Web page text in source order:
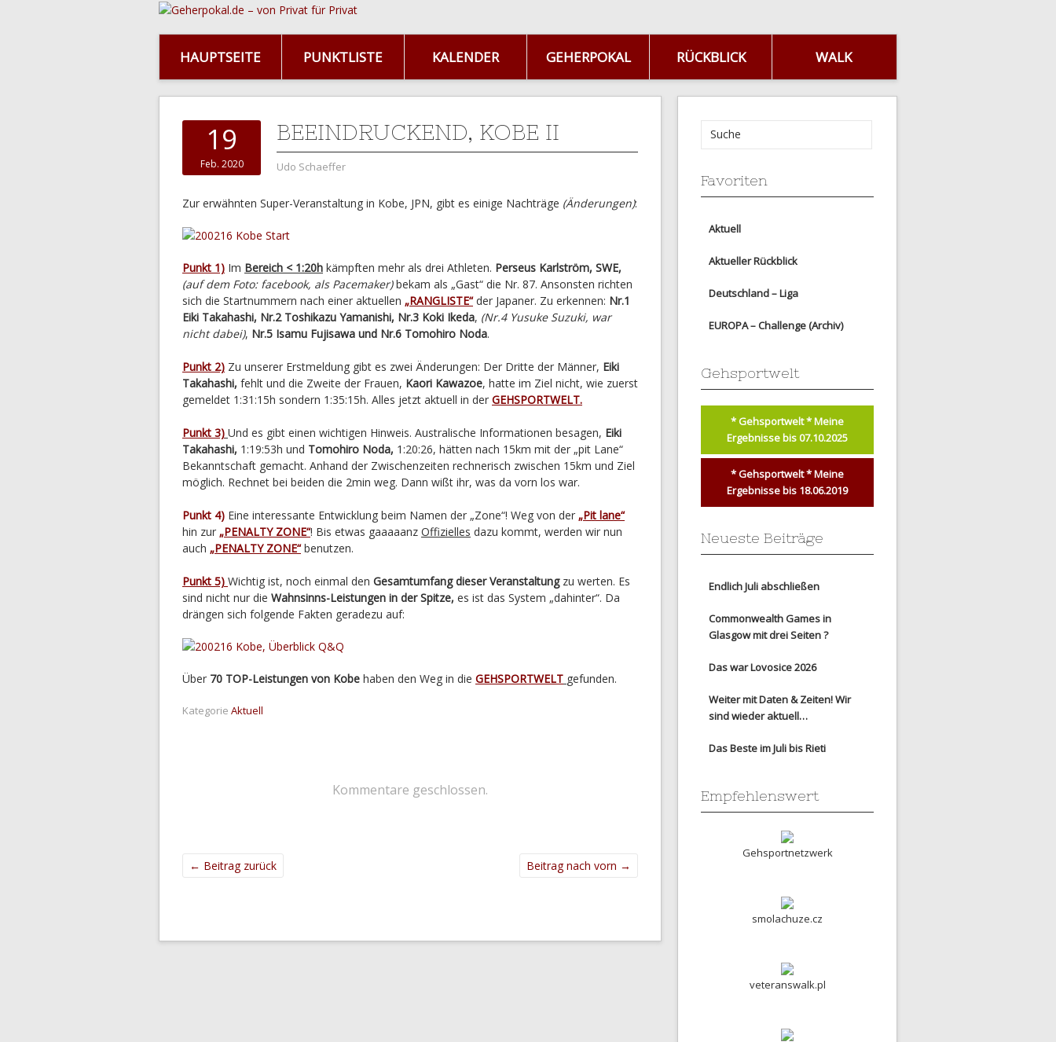
HAUPTSEITE PUNKTLISTE KALENDER GEHERPOKAL RÜCKBLICK WALK
19
Feb. 2020
BEEINDRUCKEND, KOBE II
Udo Schaeffer
Zur erwähnten Super-Veranstaltung in Kobe, JPN, gibt es einige Nachträge (Änderungen):
Punkt 1) Im Bereich < 1:20h kämpften mehr als drei Athleten. Perseus Karlström, SWE,
(auf dem Foto: facebook, als Pacemaker)bekam als „Gast“ die Nr. 87. Ansonsten richten
sich die Startnummern nach einer aktuellen „RANGLISTE“ der Japaner. Zu erkennen: Nr.1
Eiki Takahashi, Nr.2 Toshikazu Yamanishi, Nr.3 Koki Ikeda, (Nr.4 Yusuke Suzuki, war
nicht dabei), Nr.5 Isamu Fujisawa und Nr.6 Tomohiro Noda.
Punkt 2) Zu unserer Erstmeldung gibt es zwei Änderungen: Der Dritte der Männer, Eiki
Takahashi, fehlt und die Zweite der Frauen, Kaori Kawazoe, hatte im Ziel nicht, wie zuerst
gemeldet 1:31:15h sondern 1:35:15h. Alles jetzt aktuell in der GEHSPORTWELT.
Punkt 3) Und es gibt einen wichtigen Hinweis. Australische Informationen besagen, Eiki
Takahashi, 1:19:53h und Tomohiro Noda, 1:20:26, hätten nach 15km mit der „pit Lane“
Bekanntschaft gemacht. Anhand der Zwischenzeiten rechnerisch zwischen 15km und Ziel
möglich. Rechnet bei beiden die 2min weg. Dann wißt ihr, was da vorn los war.
Punkt 4) Eine interessante Entwicklung beim Namen der „Zone“! Weg von der „Pit lane“
hin zur „PENALTY ZONE“! Bis etwas gaaaaanz Offizielles dazu kommt, werden wir nun
auch „PENALTY ZONE“benutzen.
Punkt 5) Wichtig ist, noch einmal den Gesamtumfang dieser Veranstaltungzu werten. Es
sind nicht nur die Wahnsinns-Leistungen in der Spitze, es ist das System „dahinter“. Da
drängen sich folgende Fakten geradezu auf:
Über 70 TOP-Leistungen von Kobe haben den Weg in die GEHSPORTWELT gefunden.
Kategorie Aktuell
Kommentare geschlossen.
← Beitrag zurück Beitrag nach vorn →
Favoriten
Aktuell
Aktueller Rückblick
Deutschland – Liga
EUROPA – Challenge (Archiv)
Gehsportwelt
* Gehsportwelt * Meine
Ergebnisse bis 07.10.2025
* Gehsportwelt * Meine
Ergebnisse bis 18.06.2019
Neueste Beiträge
Endlich Juli abschließen
Commonwealth Games in
Glasgow mit drei Seiten ?
Das war Lovosice 2026
Weiter mit Daten & Zeiten! Wir
sind wieder aktuell…
Das Beste im Juli bis Rieti
Empfehlenswert
Gehsportnetzwerk
smolachuze.cz
veteranswalk.pl